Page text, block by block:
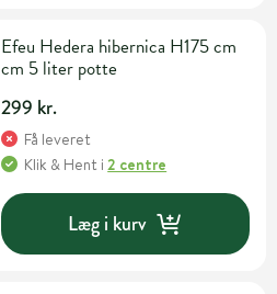
Efeu Hedera hibernica H175 cm
cm 5 liter potte
299 kr.
Få leveret
Klik & Hent i2 centre
Læg i kurv